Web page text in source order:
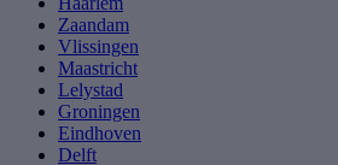
Zaandam
Vlissingen
Maastricht
Lelystad
Groningen
Eindhoven
Delft